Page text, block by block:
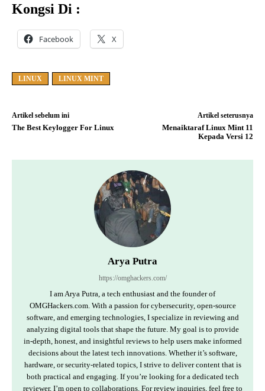
Kongsi Di :
Facebook X
LINUX LINUX MINT
Artikel sebelum ini
The Best Keylogger For Linux
Artikel seterusnya
Menaiktaraf Linux Mint 11
Kepada Versi 12
Arya Putra
https://omghackers.com/
I am Arya Putra, a tech enthusiast and the founder of
OMGHackers.com. With a passion for cybersecurity, open-source
software, and emerging technologies, I specialize in reviewing and
analyzing digital tools that shape the future. My goal is to provide
in-depth, honest, and insightful reviews to help users make informed
decisions about the latest tech innovations. Whether it’s software,
hardware, or security-related topics, I strive to deliver content that is
both practical and engaging. If you’re looking for a dedicated tech
reviewer, I’m open to collaborations. For review inquiries, feel free to